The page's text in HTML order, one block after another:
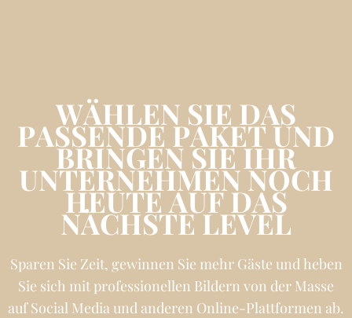
WÄHLEN SIE DAS
PASSENDE PAKET UND
BRINGEN SIE IHR
UNTERNEHMEN NOCH
HEUTE AUF DAS
NÄCHSTE LEVEL
Sparen Sie Zeit, gewinnen Sie mehr Gäste und heben
Sie sich mit professionellen Bildern von der Masse
auf Social Media und anderen Online-Plattformen ab.